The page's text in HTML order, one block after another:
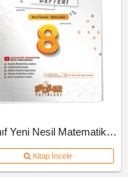
8.Sınıf Yeni Nesil Matematik Defteri
Kitap İncele